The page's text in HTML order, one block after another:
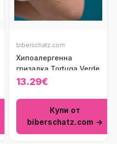
biberschatz.com
Хипоалергенна
гризалка Tortuga Verde
13.29€
Купи от
biberschatz.com →